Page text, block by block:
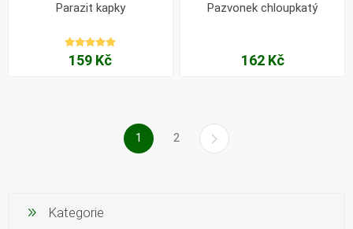
Parazit kapky
159 Kč
Pazvonek chloupkatý
162 Kč
1 2
Kategorie